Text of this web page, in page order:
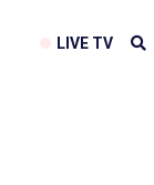
LIVE TV